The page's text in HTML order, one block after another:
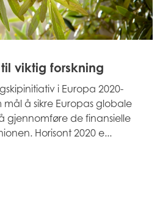
viktig forskning
i Europa 2020-
mål å sikre Europas globale
gjennomføre de finansielle
Horisont 2020 e...